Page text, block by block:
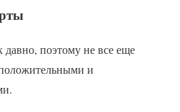
давно, поэтому не все еще
и